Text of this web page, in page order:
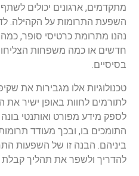
מתקדמים, ארגונים יכולים
השפעת התרומות על הקהילה.
נהנו מתרומת כרטיסי סופר, כמה
חדשים או כמה משפחות הצליחו
בסיסיים.
טכנולוגיות אלו מגבירות את
לתורמים לחוות באופן ישיר את
לספק מידע מפורט ואותנטי בונה
התומכים בו, ובכך מעודד
ביניהם. הבנה זו של השפעות
להדריך ולשפר את תהליך קבלת